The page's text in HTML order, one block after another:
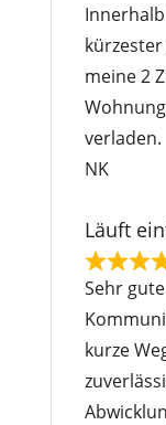
5
o
u
t
o
meine 2
verladen.
NK
Läuft
R
t
e
d
Sehr gute
kurze